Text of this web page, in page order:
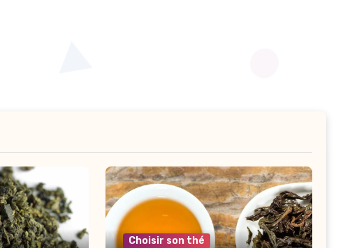
Choisir son thé